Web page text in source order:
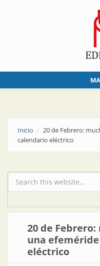
Inicio
20 de Febrero:
calendario eléctrico
Formulario de búsqueda
20 de
una
eléctrico